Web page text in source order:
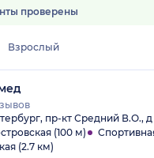
проверены
Взрослый
пр-кт Средний В.О., д
(100 м)
(2.7 км)